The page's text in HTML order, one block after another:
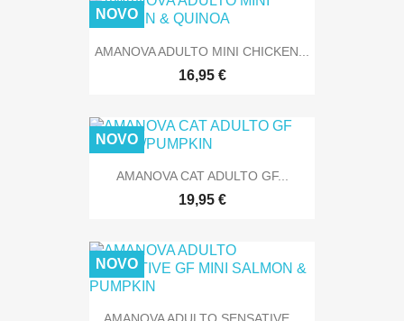
AMANOVA ADULTO MINI CHICKEN...
16,95 €
NOVO
AMANOVA CAT ADULTO GF...
19,95 €
NOVO
NOVO